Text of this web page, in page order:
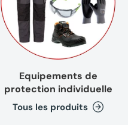
Equipements de
protection individuelle
Tous les produits